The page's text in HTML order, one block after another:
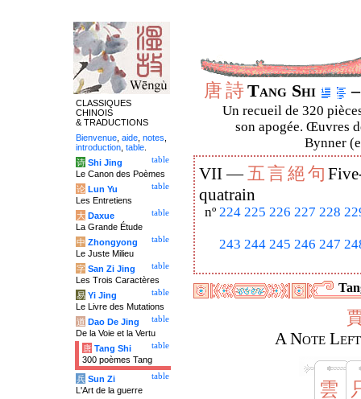
唐詩Tang Shi
Un recueil de 320
son apogée. Œuvres
Bynner
VII —五言絕句
quatrain
nº 224 225 226 227 228
243 244 245 246 247
A Note
雲
CLASSIQUES
CHINOIS
& TRADUCTIONS
Bienvenue aide notes
introduction table
table
诗 Shi Jing
Le Canon des Poèmes
table
论 Lun Yu
Les Entretiens
table
大 Daxue
La Grande Étude
table
中 Zhongyong
Le Juste Milieu
table
字 San Zi Jing
Les Trois Caractères
table
易 Yi Jing
Le Livre des Mutations
table
道 Dao De Jing
De la Voie et la Vertu
table
唐 Tang Shi
300 poèmes Tang
table
兵 Sun Zi
L'Art de la guerre